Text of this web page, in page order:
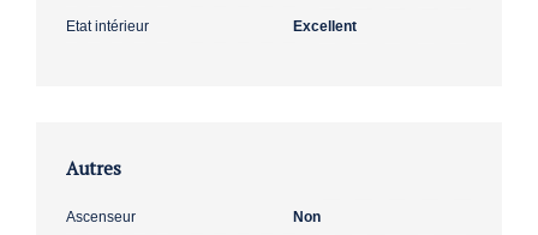
Etat intérieur Excellent
Autres
Ascenseur Non